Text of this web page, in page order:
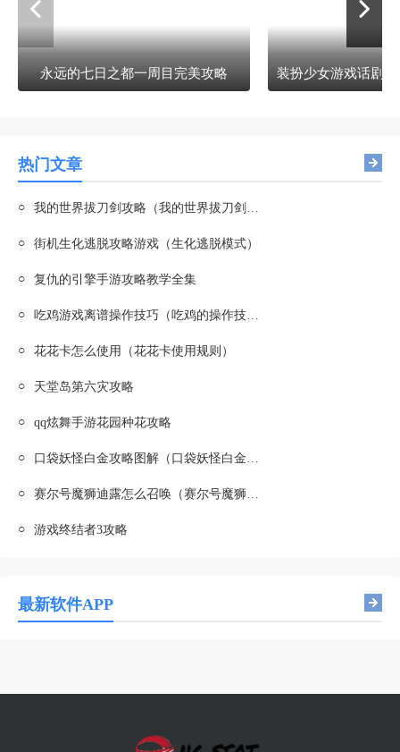
永远的七日之都一周目完美攻略
热门文章
○ 我的世界拔刀剑攻略（我的世界拔刀剑攻略教程）
○ 街机生化逃脱攻略游戏（生化逃脱模式）
○ 复仇的引擎手游攻略教学全集
○ 吃鸡游戏离谱操作技巧（吃鸡的操作技巧）
○ 花花卡怎么使用（花花卡使用规则）
○ 天堂岛第六灾攻略
○ qq炫舞手游花园种花攻略
○ 口袋妖怪白金攻略图解（口袋妖怪白金攻略图文攻略）
○ 赛尔号魔狮迪露怎么召唤（赛尔号魔狮迪露怎么召唤出来）
○ 游戏终结者3攻略
最新软件APP